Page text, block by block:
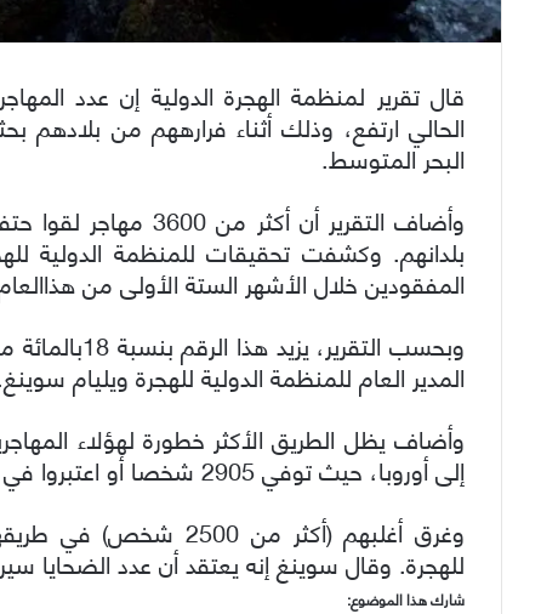
قال تقرير لمنظمة الهجرة الدولية إن عدد
الحالي ارتفع، وذلك أثناء فرارههم من بلادهم
البحر المتوسط.
وأضاف التقرير أن
المفقودين خلال الأشهر الستة الأولى من هذا
وبحسب
المدير العام للمنظمة الدولية للهجرة ويليام
وأضاف يظل الطريق الأكثر خطورة لهؤلاء
إلى أوروبا، حيث توفي 2905 شخصا أو اعتبروا في عداد المفقودين بحلول نهاية شهر حزيران.
وغرق أغلبهم (أكثر من
للهجرة. وقال سوينغ إنه يعتقد أن عدد الضحايا
شارك هذا الموضوع: